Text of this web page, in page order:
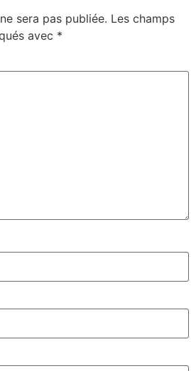
sera pas publiée. Les champs
avec *